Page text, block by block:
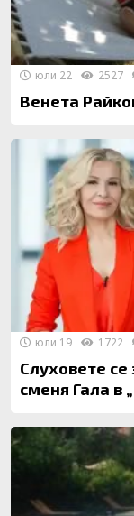
Венета
юли 22 2527
Слуховете се
юли 19 1722